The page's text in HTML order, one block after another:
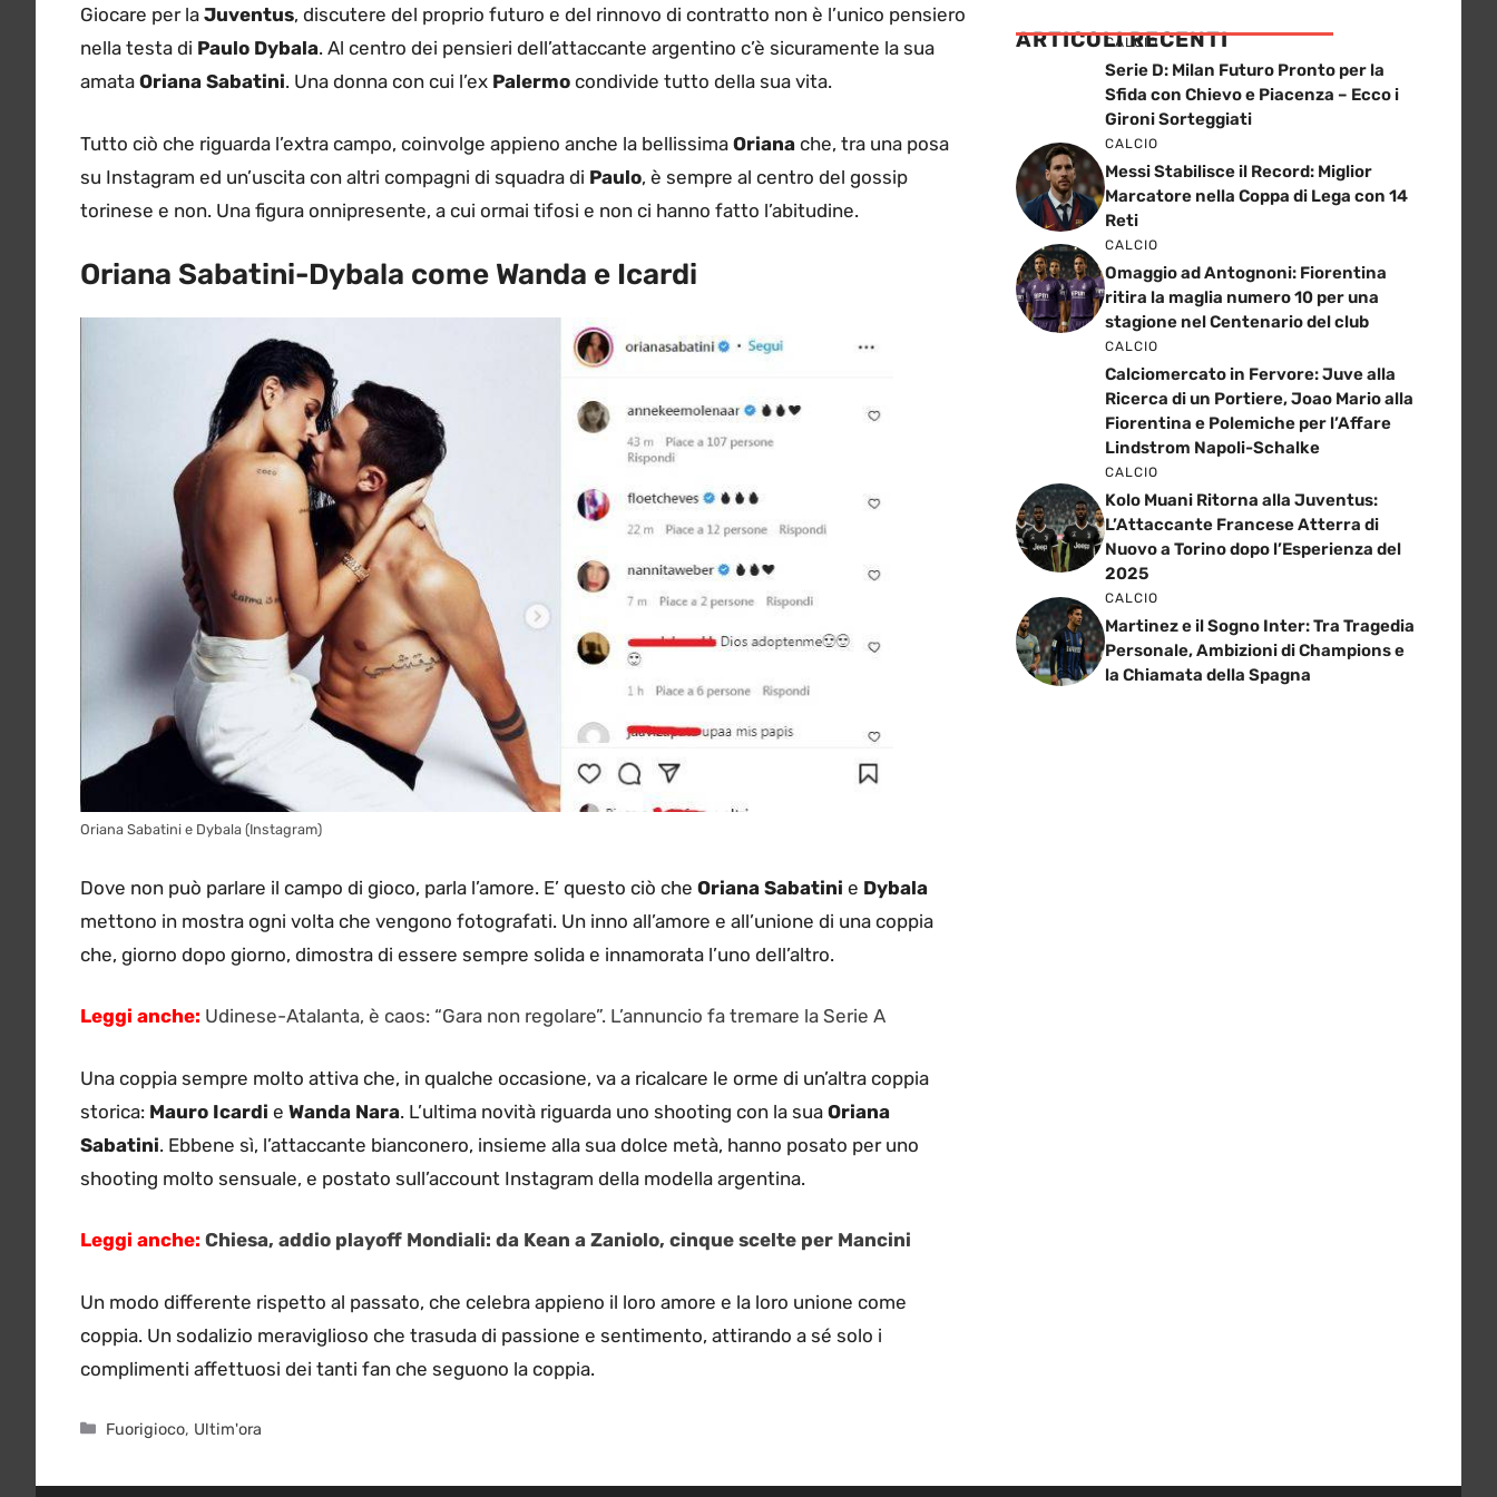
Giocare per la Juventus, discutere del proprio futuro e del rinnovo di contratto non è l’unico pensiero
nella testa di Paulo Dybala. Al centro dei pensieri dell’attaccante argentino c’è sicuramente la sua
amata Oriana Sabatini. Una donna con cui l’ex Palermo condivide tutto della sua vita.
Tutto ciò che riguarda l’extra campo, coinvolge appieno anche la bellissima Oriana che, tra una posa
su Instagram ed un’uscita con altri compagni di squadra di Paulo, è sempre al centro del gossip
torinese e non. Una figura onnipresente, a cui ormai tifosi e non ci hanno fatto l’abitudine.
Oriana Sabatini-Dybala come Wanda e Icardi
Oriana Sabatini e Dybala (Instagram)
Dove non può parlare il campo di gioco, parla l’amore. E’ questo ciò che Oriana Sabatini e Dybala
mettono in mostra ogni volta che vengono fotografati. Un inno all’amore e all’unione di una coppia
che, giorno dopo giorno, dimostra di essere sempre solida e innamorata l’uno dell’altro.
Leggi anche: Udinese-Atalanta, è caos: “Gara non regolare”. L’annuncio fa tremare la Serie A
Una coppia sempre molto attiva che, in qualche occasione, va a ricalcare le orme di un’altra coppia
storica: Mauro Icardi e Wanda Nara. L’ultima novità riguarda uno shooting con la sua Oriana
Sabatini. Ebbene sì, l’attaccante bianconero, insieme alla sua dolce metà, hanno posato per uno
shooting molto sensuale, e postato sull’account Instagram della modella argentina.
Leggi anche: Chiesa, addio playoff Mondiali: da Kean a Zaniolo, cinque scelte per Mancini
Un modo differente rispetto al passato, che celebra appieno il loro amore e la loro unione come
coppia. Un sodalizio meraviglioso che trasuda di passione e sentimento, attirando a sé solo i
complimenti affettuosi dei tanti fan che seguono la coppia.
Categorie
Fuorigioco, Ultim'ora
ARTICOLI RECENTI
CALCIO
Serie D: Milan Futuro Pronto per la
Sfida con Chievo e Piacenza – Ecco i
Gironi Sorteggiati
CALCIO
Messi Stabilisce il Record: Miglior
Marcatore nella Coppa di Lega con 14
Reti
CALCIO
Omaggio ad Antognoni: Fiorentina
ritira la maglia numero 10 per una
stagione nel Centenario del club
CALCIO
Calciomercato in Fervore: Juve alla
Ricerca di un Portiere, Joao Mario alla
Fiorentina e Polemiche per l’Affare
Lindstrom Napoli-Schalke
CALCIO
Kolo Muani Ritorna alla Juventus:
L’Attaccante Francese Atterra di
Nuovo a Torino dopo l’Esperienza del
2025
CALCIO
Martinez e il Sogno Inter: Tra Tragedia
Personale, Ambizioni di Champions e
la Chiamata della Spagna